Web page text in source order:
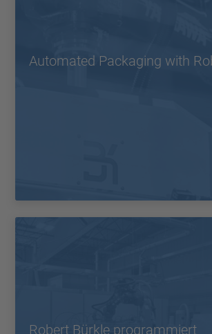
Automated Packaging with
Robert Bürkle programmiert